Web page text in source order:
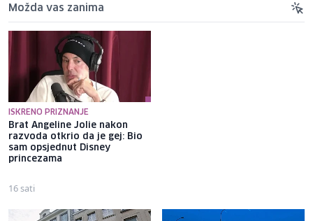
Možda vas zanima
ISKRENO PRIZNANJE
Brat Angeline Jolie nakon
razvoda otkrio da je gej: Bio
sam opsjednut Disney
princezama
16 sati